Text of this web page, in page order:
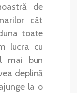
de
cât
toate
lucra cu
mai bun
deplină
la o